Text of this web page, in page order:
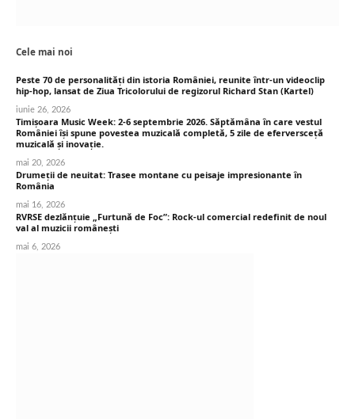
Cele mai noi
Peste 70 de personalități din istoria României, reunite într-un videoclip
hip-hop, lansat de Ziua Tricolorului de regizorul Richard Stan (Kartel)
iunie 26, 2026
Timișoara Music Week: 2-6 septembrie 2026. Săptămâna în care vestul
României își spune povestea muzicală completă, 5 zile de eferversceță
muzicală și inovație.
mai 20, 2026
Drumeții de neuitat: Trasee montane cu peisaje impresionante în
România
mai 16, 2026
RVRSE dezlănțuie „Furtună de Foc”: Rock-ul comercial redefinit de noul
val al muzicii românești
mai 6, 2026